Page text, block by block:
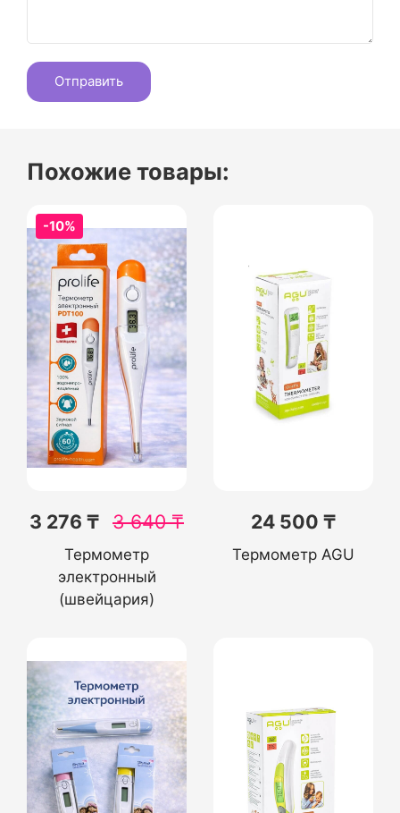
Похожие товары:
-10%
3 276 ₸ 3 640₸
Термометр
электронный
(швейцария)
24 500 ₸
Термометр AGU